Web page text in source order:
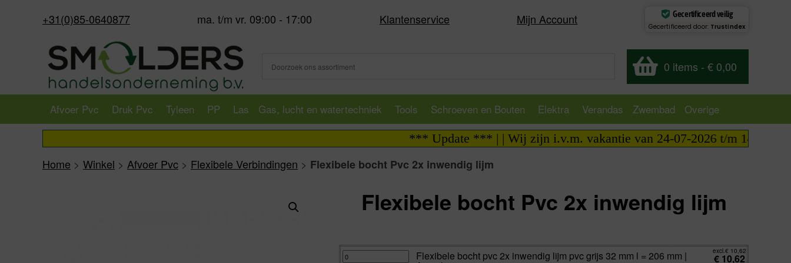
+31(0)85-0640877 ma. t/m vr. 09:00 - 17:00 Klantenservice Mijn Account Gecertificeerd veilig
Gecertificeerd door: Trustindex
0 items - € 0,00
Afvoer Pvc Druk Pvc Tyleen PP Las Gas, lucht en watertechniek Tools Schroeven en Bouten Elektra Verandas Zwembad
Overige
*** Update *** | | Wij zijn i.v.m. vakantie van 24-07-2026 t/m 14-08-2026
Home > Winkel > Afvoer Pvc > Flexibele Verbindingen > Flexibele bocht Pvc 2x inwendig lijm
Flexibele bocht Pvc 2x inwendig lijm
Flexibele
bocht Flexibele bocht pvc 2x inwendig lijm pvc grijs 32 mm l = 206 mm | excl.€ 10,62
€ 10,62